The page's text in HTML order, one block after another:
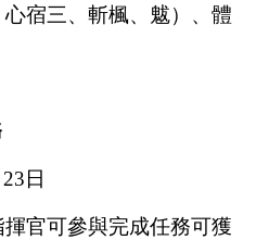
宿三、斬楓、魃）、體
23 日
揮官可參與完成任務可獲